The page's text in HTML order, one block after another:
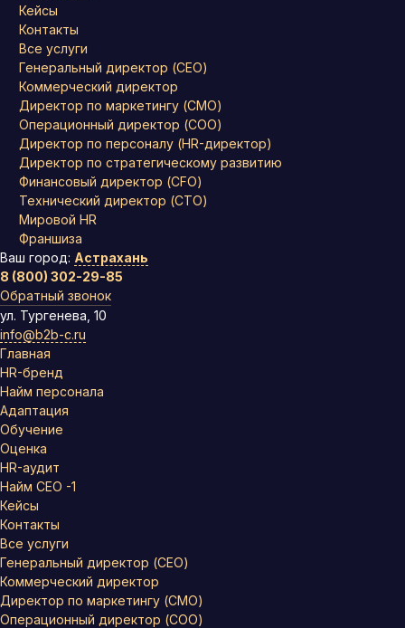
Кейсы
Контакты
Все услуги
Генеральный директор (CEO)
Коммерческий директор
Директор по маркетингу (CMO)
Операционный директор (COO)
Директор по персоналу (HR-директор)
Директор по стратегическому развитию
Финансовый директор (CFO)
Технический директор (CTO)
Мировой HR
Франшиза
Ваш город: Астрахань
8 (800) 302-29-85
Обратный звонок
ул. Тургенева, 10
info@b2b-c.ru
Главная
HR-бренд
Найм персонала
Адаптация
Обучение
Оценка
HR-аудит
Найм СЕО -1
Кейсы
Контакты
Все услуги
Генеральный директор (CEO)
Коммерческий директор
Директор по маркетингу (CMO)
Операционный директор (COO)